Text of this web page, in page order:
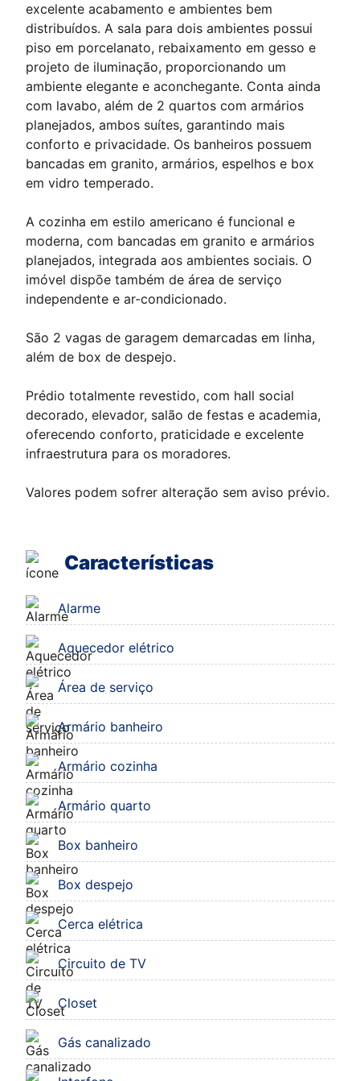
excelente acabamento e ambientes bem
distribuídos. A sala para dois ambientes possui
piso em porcelanato, rebaixamento em gesso e
projeto de iluminação, proporcionando um
ambiente elegante e aconchegante. Conta ainda
com lavabo, além de 2 quartos com armários
planejados, ambos suítes, garantindo mais
conforto e privacidade. Os banheiros possuem
bancadas em granito, armários, espelhos e box
em vidro temperado.
A cozinha em estilo americano é funcional e
moderna, com bancadas em granito e armários
planejados, integrada aos ambientes sociais. O
imóvel dispõe também de área de serviço
independente e ar-condicionado.
São 2 vagas de garagem demarcadas em linha,
além de box de despejo.
Prédio totalmente revestido, com hall social
decorado, elevador, salão de festas e academia,
oferecendo conforto, praticidade e excelente
infraestrutura para os moradores.
Valores podem sofrer alteração sem aviso prévio.
Características
Alarme
Aquecedor elétrico
Área de serviço
Armário banheiro
Armário cozinha
Armário quarto
Box banheiro
Box despejo
Cerca elétrica
Circuito de TV
Closet
Gás canalizado